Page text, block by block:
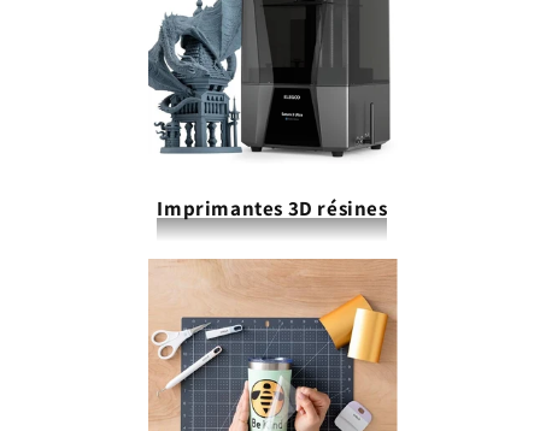
Imprimantes 3D résines